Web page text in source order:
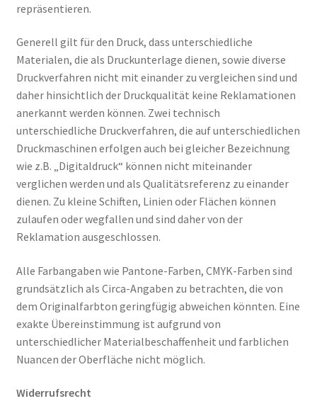
repräsentieren.
Generell gilt für den Druck, dass unterschiedliche
Materialen, die als Druckunterlage dienen, sowie diverse
Druckverfahren nicht mit einander zu vergleichen sind und
daher hinsichtlich der Druckqualität keine Reklamationen
anerkannt werden können. Zwei technisch
unterschiedliche Druckverfahren, die auf unterschiedlichen
Druckmaschinen erfolgen auch bei gleicher Bezeichnung
wie z.B. „Digitaldruck“ können nicht miteinander
verglichen werden und als Qualitätsreferenz zu einander
dienen. Zu kleine Schiften, Linien oder Flächen können
zulaufen oder wegfallen und sind daher von der
Reklamation ausgeschlossen.
Alle Farbangaben wie Pantone-Farben, CMYK-Farben sind
grundsätzlich als Circa-Angaben zu betrachten, die von
dem Originalfarbton geringfügig abweichen könnten. Eine
exakte Übereinstimmung ist aufgrund von
unterschiedlicher Materialbeschaffenheit und farblichen
Nuancen der Oberfläche nicht möglich.
Widerrufsrecht